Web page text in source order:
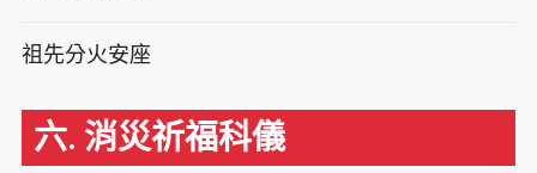
祖先分火安座
六. 消災祈福科儀